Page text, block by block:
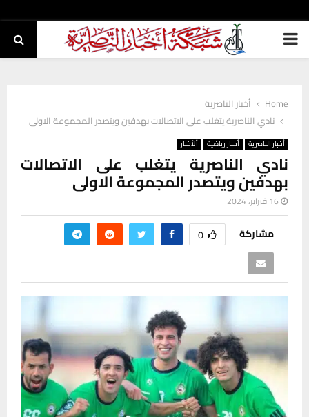
PRIMARY
Home
أخبار الناصرية
نادي الناصرية يتغلب على الاتصالات بهدفين ويتصدر المجموعة الاولى
أخبار الناصرية أخبار رياضية ألأخبار
نادي الناصرية يتغلب على الاتصالات
بهدفين ويتصدر المجموعة الاولى
16 فبراير، 2024
مشاركة 0